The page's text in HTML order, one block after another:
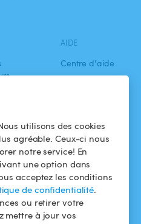
utilisons des cookies
agréable. Ceux-ci nous
notre service! En
une option dans
acceptez les conditions
de confidentialité.
ou retirer votre
mettre à jour vos
piscine
ça
?
AIDE
Centre d'aide
confidentialité
Mentions légales
TÉLÉCHARGEZ L'APP